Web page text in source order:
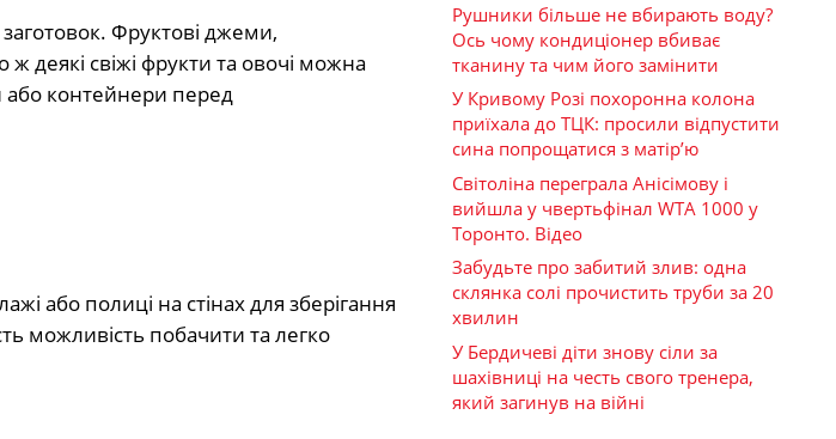
Фруктові джеми,
деякі свіжі фрукти та овочі можна
або контейнери перед
або полиці на стінах для зберігання
можливість побачити та легко
Рушники більше не вбирають воду?
Ось чому кондиціонер вбиває
тканину та чим його замінити
У Кривому Розі похоронна колона
приїхала до ТЦК: просили відпустити
сина попрощатися з матір’ю
Світоліна переграла Анісімову і
вийшла у чвертьфінал WTA 1000 у
Торонто. Відео
Забудьте про забитий злив: одна
склянка солі прочистить труби за 20
хвилин
У Бердичеві діти знову сіли за
шахівниці на честь свого тренера,
який загинув на війні